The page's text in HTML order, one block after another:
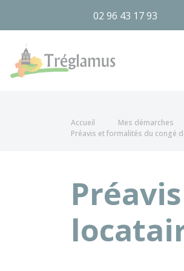
02 96 43 17 93
Accueil Mes démarches
Préavis et formalités du congé